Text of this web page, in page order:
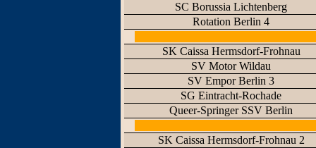
SC Borussia Lichtenberg
Rotation Berlin 4
SK Caissa Hermsdorf-Frohnau
SV Motor Wildau
SV Empor Berlin 3
SG Eintracht-Rochade
Queer-Springer SSV Berlin
SK Caissa Hermsdorf-Frohnau 2